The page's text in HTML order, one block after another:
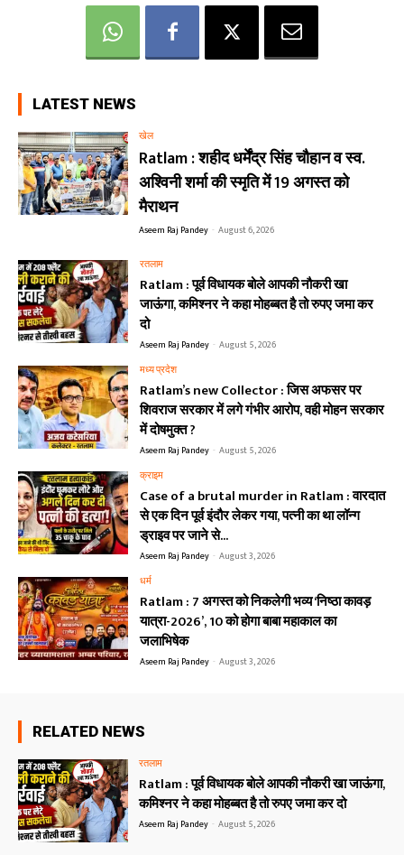
LATEST NEWS
खेल
Ratlam : शहीद धर्मेंद्र सिंह चौहान व स्व.
अश्विनी शर्मा की स्मृति में 19 अगस्त को
मैराथन
Aseem Raj Pandey - August 6, 2026
रतलाम
Ratlam : पूर्व विधायक बोले आपकी नौकरी खा
जाऊंगा, कमिश्नर ने कहा मोहब्बत है तो रुपए जमा कर
दो
Aseem Raj Pandey - August 5, 2026
मध्य प्रदेश
Ratlam’s new Collector : जिस अफसर पर
शिवराज सरकार में लगे गंभीर आरोप, वही मोहन सरकार
में दोषमुक्त ?
Aseem Raj Pandey - August 5, 2026
क्राइम
Case of a brutal murder in Ratlam : वारदात
से एक दिन पूर्व इंदौर लेकर गया, पत्नी का था लॉन्ग
ड्राइव पर जाने से...
Aseem Raj Pandey - August 3, 2026
धर्म
Ratlam : 7 अगस्त को निकलेगी भव्य ‘निष्ठा कावड़
यात्रा-2026’, 10 को होगा बाबा महाकाल का
जलाभिषेक
Aseem Raj Pandey - August 3, 2026
RELATED NEWS
रतलाम
Ratlam : पूर्व विधायक बोले आपकी नौकरी खा जाऊंगा,
कमिश्नर ने कहा मोहब्बत है तो रुपए जमा कर दो
Aseem Raj Pandey - August 5, 2026